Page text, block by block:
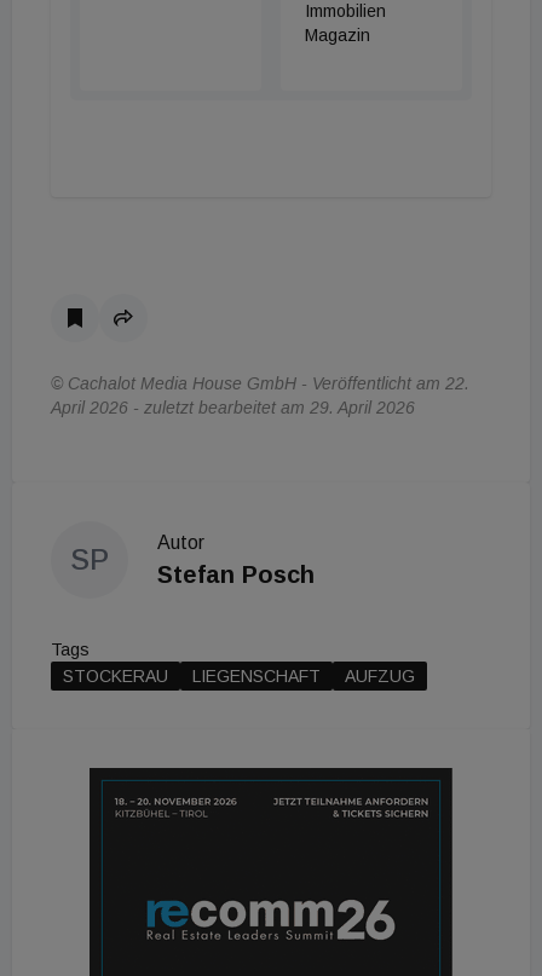
Immobilien
Magazin
© Cachalot Media House GmbH - Veröffentlicht am 22.
April 2026 - zuletzt bearbeitet am 29. April 2026
SP
Autor
Stefan Posch
Tags
STOCKERAU
LIEGENSCHAFT AUFZUG